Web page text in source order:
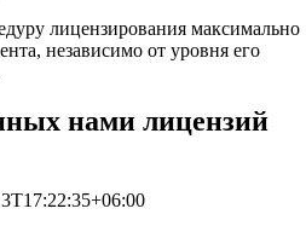
лицензирования максимально
независимо от уровня его
нами лицензий